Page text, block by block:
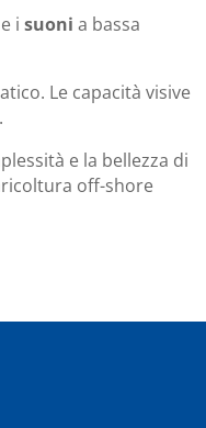
e i suoni a bassa
Le capacità visive
e la bellezza di
off-shore